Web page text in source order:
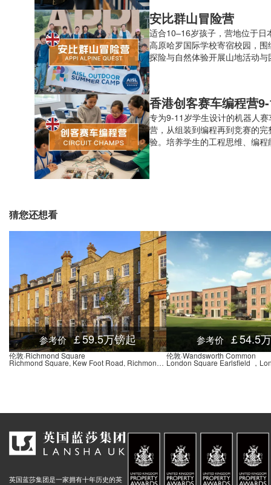
安比群山冒险营
适合10–16岁孩子，营地位于日
高原哈罗国际学校寄宿校园，围
探险与自然体验开展山地活动与
香港创客赛车编程营
专为9-11岁学生设计的机器人赛
营，从组装到编程再到竞赛的完
验。培养学生的工程思维、编程
猜您还想看
参考价 ￡59.5万镑起
伦敦·Richmond Square
Richmond Square, Kew Foot Road, Richmond, London TW9 2TE
参考价 ￡54.5
伦敦·Wandsworth Common
London Square Earlsfield ，
英国蓝莎集团是一家拥有十年历史的英